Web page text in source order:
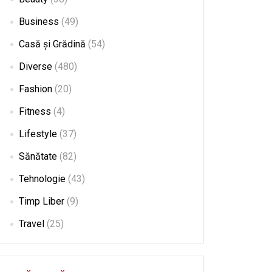
Business (49)
Casă și Grădină (54)
Diverse (480)
Fashion (20)
Fitness (4)
Lifestyle (37)
Sănătate (82)
Tehnologie (43)
Timp Liber (9)
Travel (25)